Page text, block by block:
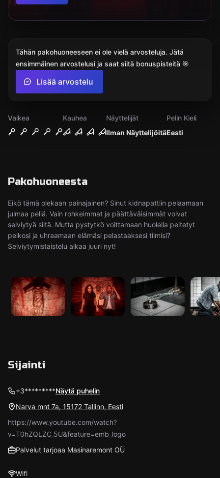
Vaikea
Kauhea
Ilman Näyttelijöitä
Näyttelijät
Eesti
Pelin Kieli
Pakohuoneesta
Eikö tämä olekaan painajainen? Sinut kidnapattiin pelaamaan
julmaa peliä. Vain rohkeimmat ja päättäväisimmät voivat
selviytyä siitä. Mutta pystytkö voittamaan huolella peitetyt
pelkosi ja uhraamaan elämäsi pelastaaksesi tiimisi?
Selviytymistaistelu alkaa juuri nyt!
Tähän pakohuoneeseen ei ole vielä arvosteluja. Jätä
ensimmäinen arvostelusi ja saat siitä bonuspisteitä 🎯
Lisää arvostelu
Sijainti
+3*********Näytä puhelin
Narva mnt 7a, 15172 Tallinn, Eesti
https://www.youtube.com/watch?
v=T0hZQLZC_5U&feature=emb_logo
Palvelut tarjoaa Masinaremont OÜ
Wifi